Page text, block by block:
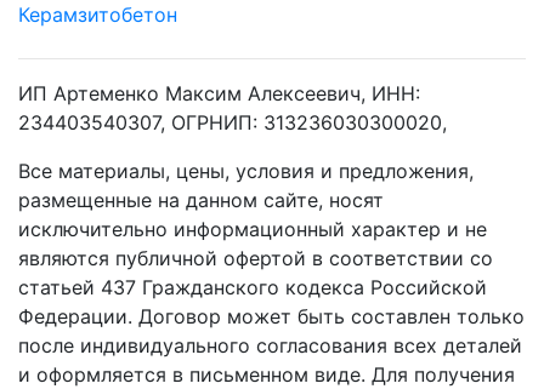
Керамзитобетон
ИП Артеменко Максим Алексеевич, ИНН:
234403540307, ОГРНИП: 313236030300020,
Все материалы, цены, условия и предложения,
размещенные на данном сайте, носят
исключительно информационный характер и не
являются публичной офертой в соответствии со
статьей 437 Гражданского кодекса Российской
Федерации. Договор может быть составлен только
после индивидуального согласования всех деталей
и оформляется в письменном виде. Для получения